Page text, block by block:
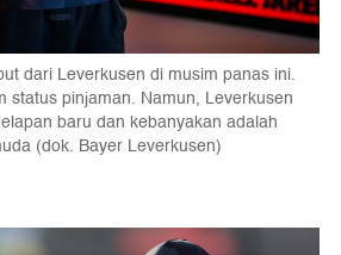
dari Leverkusen di musim panas ini.
status pinjaman. Namun, Leverkusen
baru dan kebanyakan adalah
(dok. Bayer Leverkusen)